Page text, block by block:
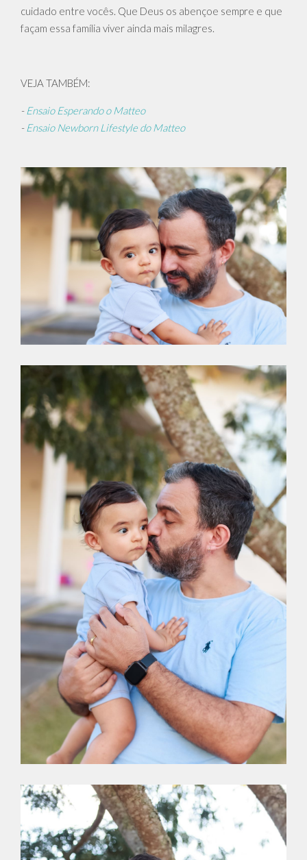
cuidado entre vocês. Que Deus os abençoe sempre e que
façam essa família viver ainda mais milagres.
VEJA TAMBÉM:
- Ensaio Esperando o Matteo
- Ensaio Newborn Lifestyle do Matteo